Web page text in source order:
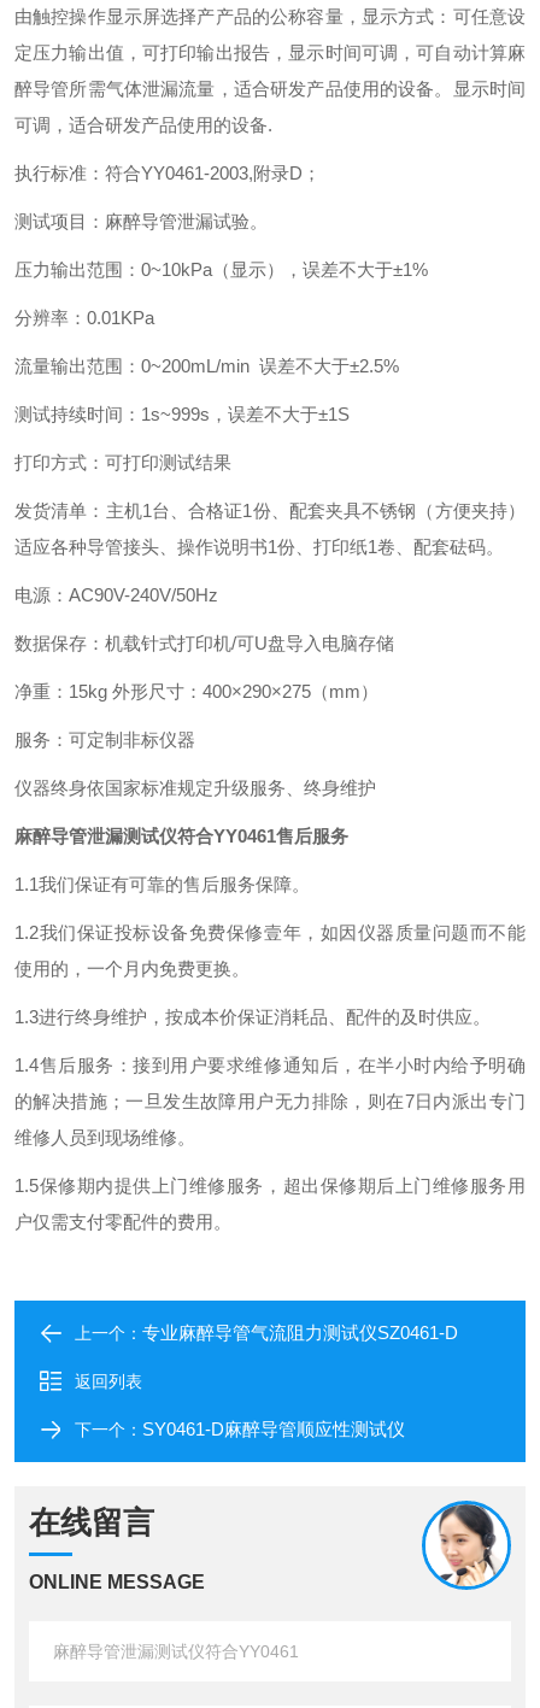
由触控操作显示屏选择产产品的公称容量，显示方式：可任意设
定压力输出值，可打印输出报告，显示时间可调，可自动计算麻
醉导管所需气体泄漏流量，适合研发产品使用的设备。显示时间
可调，适合研发产品使用的设备.
执行标准：符合YY0461-2003,附录D；
测试项目：麻醉导管泄漏试验。
压力输出范围：0~10kPa（显示），误差不大于±1%
分辨率：0.01KPa
流量输出范围：0~200mL/min 误差不大于±2.5%
测试持续时间：1s~999s，误差不大于±1S
打印方式：可打印测试结果
发货清单：主机1台、合格证1份、配套夹具不锈钢（方便夹持）
适应各种导管接头、操作说明书1份、打印纸1卷、配套砝码。
电源：AC90V-240V/50Hz
数据保存：机载针式打印机/可U盘导入电脑存储
净重：15kg 外形尺寸：400×290×275（mm）
服务：可定制非标仪器
仪器终身依国家标准规定升级服务、终身维护
麻醉导管泄漏测试仪符合YY0461售后服务
1.1我们保证有可靠的售后服务保障。
1.2我们保证投标设备免费保修壹年，如因仪器质量问题而不能
使用的，一个月内免费更换。
1.3进行终身维护，按成本价保证消耗品、配件的及时供应。
1.4售后服务：接到用户要求维修通知后，在半小时内给予明确
的解决措施；一旦发生故障用户无力排除，则在7日内派出专门
维修人员到现场维修。
1.5保修期内提供上门维修服务，超出保修期后上门维修服务用
户仅需支付零配件的费用。
上一个： 专业麻醉导管气流阻力测试仪SZ0461-D
返回列表
下一个： SY0461-D麻醉导管顺应性测试仪
在线留言
ONLINE MESSAGE